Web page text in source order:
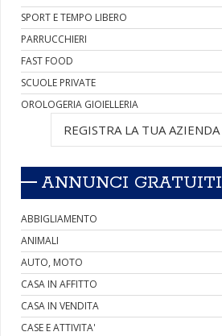
SPORT E TEMPO LIBERO
PARRUCCHIERI
FAST FOOD
SCUOLE PRIVATE
OROLOGERIA GIOIELLERIA
REGISTRA LA TUA AZIENDA
ANNUNCI GRATUITI
ABBIGLIAMENTO
ANIMALI
AUTO, MOTO
CASA IN AFFITTO
CASA IN VENDITA
CASE E ATTIVITA'